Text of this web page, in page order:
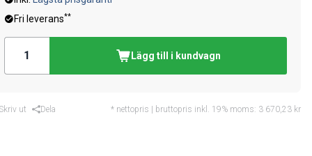
Fri leverans**
Lägg till i kundvagn
ut Dela * nettopris | bruttopris inkl. 19% moms: 3 670,23 kr